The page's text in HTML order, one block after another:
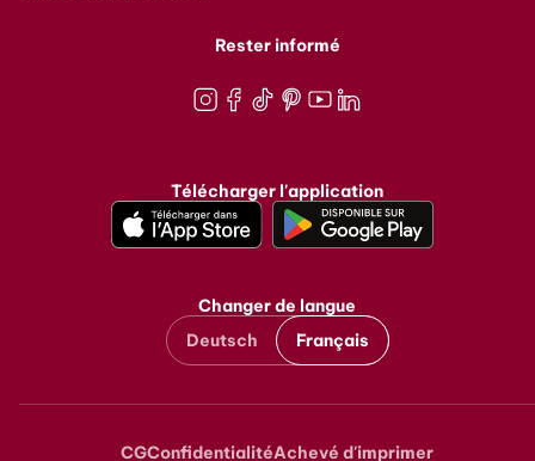
Rester informé
Télécharger l'application
Changer de langue
Deutsch
Français
CGConfidentialitéAchevé d'imprimer